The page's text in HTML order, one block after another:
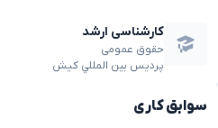
کارشناسی ارشد
حقوق عمومی
پرديس بين المللي كيش
سوابق کاری